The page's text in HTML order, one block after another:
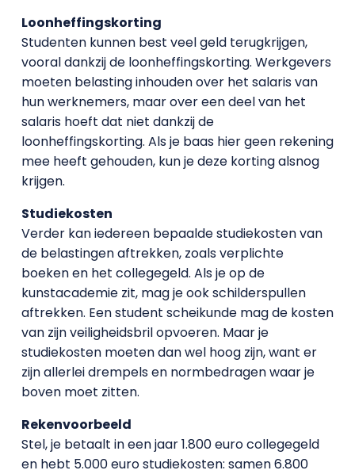
Loonheffingskorting
Studenten kunnen best veel geld terugkrijgen,
vooral dankzij de loonheffingskorting. Werkgevers
moeten belasting inhouden over het salaris van
hun werknemers, maar over een deel van het
salaris hoeft dat niet dankzij de
loonheffingskorting. Als je baas hier geen rekening
mee heeft gehouden, kun je deze korting alsnog
krijgen.
Studiekosten
Verder kan iedereen bepaalde studiekosten van
de belastingen aftrekken, zoals verplichte
boeken en het collegegeld. Als je op de
kunstacademie zit, mag je ook schilderspullen
aftrekken. Een student scheikunde mag de kosten
van zijn veiligheidsbril opvoeren. Maar je
studiekosten moeten dan wel hoog zijn, want er
zijn allerlei drempels en normbedragen waar je
boven moet zitten.
Rekenvoorbeeld
Stel, je betaalt in een jaar 1.800 euro collegegeld
en hebt 5.000 euro studiekosten: samen 6.800